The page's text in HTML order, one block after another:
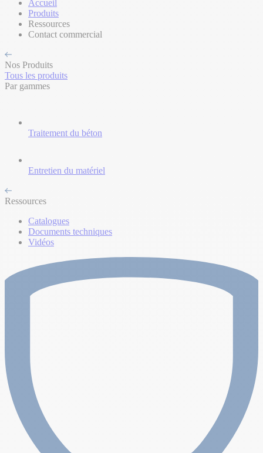
Accueil
Produits
Ressources
Contact commercial
Nos Produits
Tous les produits
Par gammes
Traitement du béton
Entretien du matériel
Ressources
Catalogues
Documents techniques
Vidéos